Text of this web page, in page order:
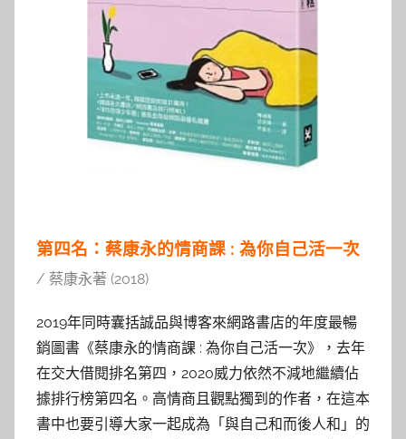
第四名：蔡康永的情商課 : 為你自己活一次
/ 蔡康永著 (2018)
2019年同時囊括誠品與博客來網路書店的年度最暢
銷圖書《蔡康永的情商課 : 為你自己活一次》，去年
在交大借閱排名第四，2020威力依然不減地繼續佔
據排行榜第四名。高情商且觀點獨到的作者，在這本
書中也要引導大家一起成為「與自己和而後人和」的